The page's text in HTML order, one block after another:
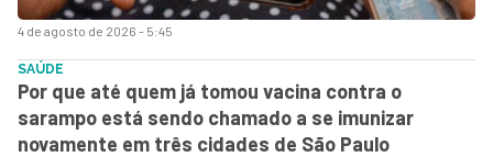
4 de agosto de 2026 - 5:45
SAÚDE
Por que até quem já tomou vacina contra o
sarampo está sendo chamado a se imunizar
novamente em três cidades de São Paulo